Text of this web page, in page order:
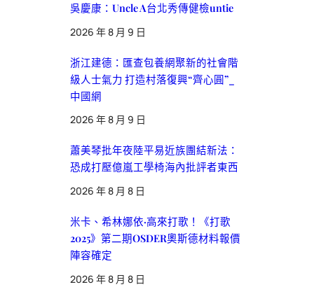
吳慶康：Uncle A台北秀傳健檢untie
2026 年 8 月 9 日
浙江建德：匯查包養網聚新的社會階
級人士氣力 打造村落復興“齊心圓”_
中國網
2026 年 8 月 9 日
蕭美琴批年夜陸平易近族團結新法：
恐成打壓億嵐工學椅海內批評者東西
2026 年 8 月 8 日
米卡、希林娜依·高來打歌！《打歌
2025》第二期OSDER奧斯德材料報價
陣容確定
2026 年 8 月 8 日